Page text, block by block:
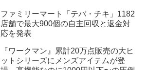
ファミリーマート「テバ・チキ」1182
店舗で最大900個の自主回収と返金対
応を発表
『ワークマン』累計20万点販売の大ヒ
ットシリーズにメンズアイテムが登